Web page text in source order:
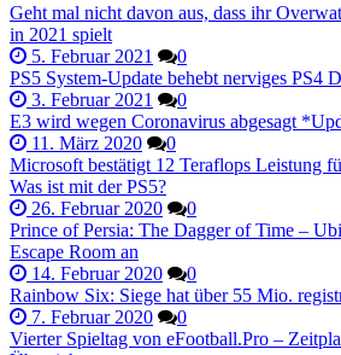
Geht mal nicht davon aus, dass ihr
in 2021 spielt
5. Februar 2021
0
PS5 System-Update behebt nerviges PS4
3. Februar 2021
0
E3 wird wegen Coronavirus abgesagt
11. März 2020
0
Microsoft bestätigt 12 Teraflops Leistung
Was ist mit der PS5?
26. Februar 2020
0
Prince of Persia: The Dagger of Time –
Escape Room an
14. Februar 2020
0
Rainbow Six: Siege hat über 55 Mio.
7. Februar 2020
0
Vierter Spieltag von eFootball.Pro –